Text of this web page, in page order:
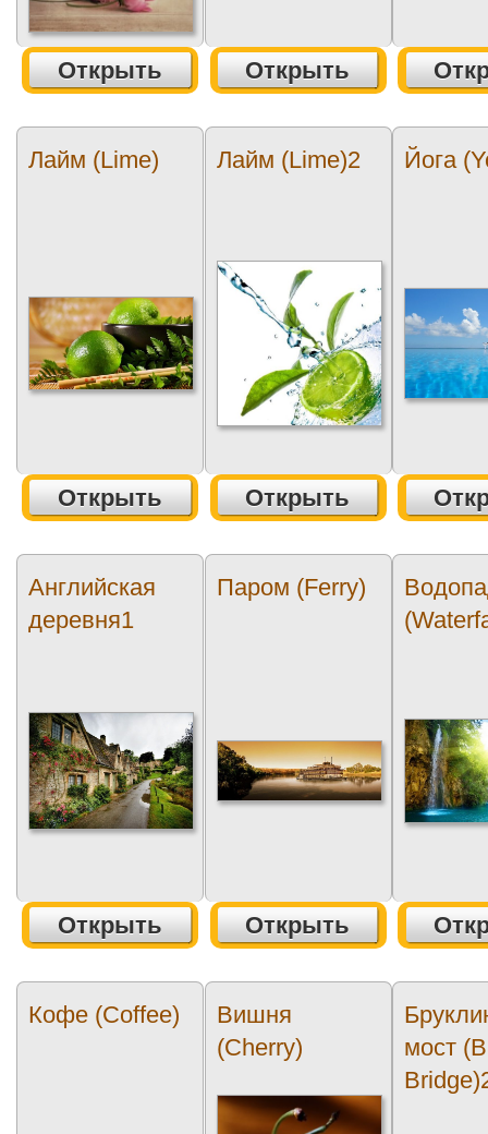
Открыть Открыть
Лайм (Lime)
Открыть
Лайм (Lime)2
Открыть
Йога
Английская
деревня1
Открыть
Паром (Ferry)
Открыть
Кофе (Coffee)
Вишня
(Cherry)
мост